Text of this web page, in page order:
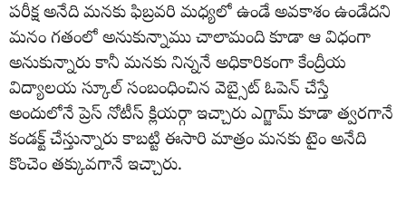
పరీక్ష అనేది మనకు ఫిబ్రవరి మధ్యలో ఉండే అవకాశం ఉండేదని
మనం గతంలో అనుకున్నాము చాలామంది కూడా ఆ విధంగా
అనుకున్నారు కానీ మనకు నిన్ననే అధికారికంగా కేంద్రీయ
విద్యాలయ స్కూల్ సంబంధించిన వెబ్సైట్ ఓపెన్ చేస్తే
అందులోనే ప్రెస్ నోటీస్ క్లియర్గా ఇచ్చారు ఎగ్జామ్ కూడా త్వరగానే
కండక్ట్ చేస్తున్నారు కాబట్టి ఈసారి మాత్రం మనకు టైం అనేది
కొంచెం తక్కువగానే ఇచ్చారు.